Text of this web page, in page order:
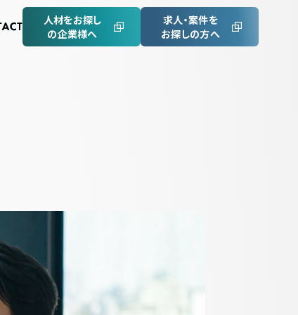
人材をお探し
の企業様へ
求人・案件を
お探しの方へ